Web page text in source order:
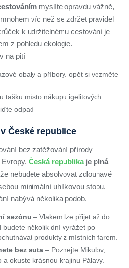
myslíte opravdu vážně,
víc než se zdržet pravidel
k udržitelnému cestování je
z pohledu ekologie.
na pití
obaly a příbory, opět si vezměte
tašku místo nákupu igelitových
odpad
České republice
bez zatěžování přírody
Česká republikaje plná
nebudete absolvovat zdlouhavé
minimální uhlíkovou stopu.
nabývá několika podob.
sezónu – Vlakem lze přijet až do
budete několik dní vyrážet po
produkty z místních farem.
bez auta – Poznejte Mikulov,
a okuste krásnou krajinu Pálavy.